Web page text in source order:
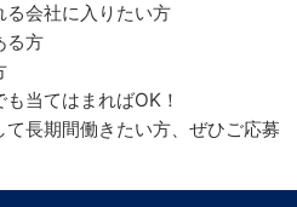
る会社に入りたい方
る方
当てはまればOK！
長期間働きたい方、ぜひご応募